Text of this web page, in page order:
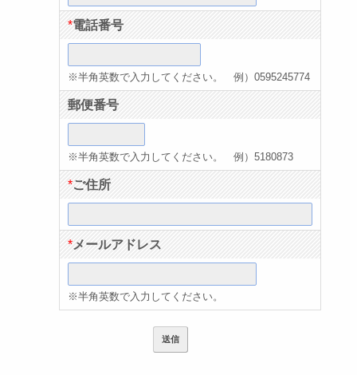
*電話番号
※半角英数で入力してください。 例）0595245774
郵便番号
※半角英数で入力してください。 例）5180873
*ご住所
*メールアドレス
※半角英数で入力してください。